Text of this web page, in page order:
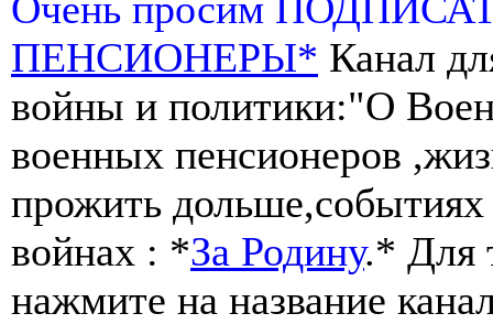
ПЕНСИОНЕРЫ* Канал
войны и политики:"О
военных пенсионеров
прожить
войнах : *За Родину.* Для
нажмите на название